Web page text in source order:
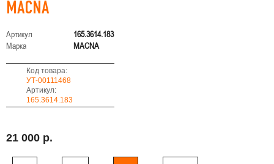
MACNA
Артикул
165.3614.183
Марка
MACNA
Код товара:
УТ-00111468
Артикул:
165.3614.183
21 000 р.